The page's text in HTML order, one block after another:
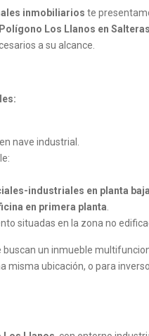
inmobiliarios te
Los Llanos en Salteras
a su alcance.
en nave industrial.
industriales en planta baja
en primera planta
situadas en la zona no
un inmueble
misma ubicación, o para